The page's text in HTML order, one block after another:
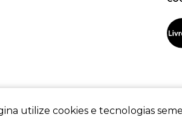
utilize cookies e tecnologias
critec